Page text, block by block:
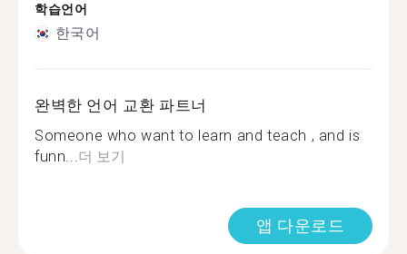
학습언어
한국어
완벽한 언어 교환 파트너
Someone who want to learn and teach , and is
funn...더 보기
앱 다운로드